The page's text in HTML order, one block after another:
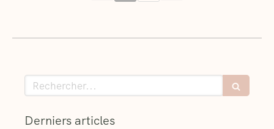
Rechercher
Derniers articles